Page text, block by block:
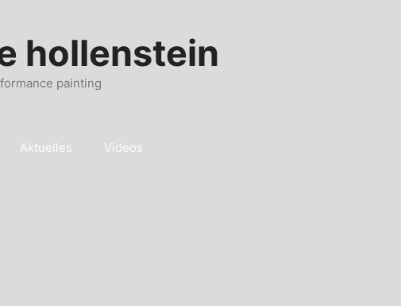
hollenstein
painting
Aktuelles Videos